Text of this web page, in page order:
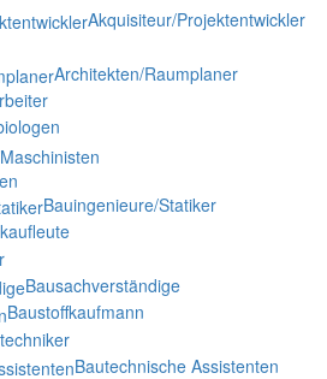
Akquisiteur/Projektentwickler
Architekten/Raumplaner
Bauingenieure/Statiker
Bausachverständige
Baustoffkaufmann
Bautechnische Assistenten